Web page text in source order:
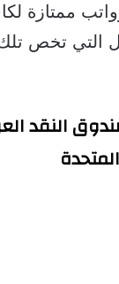
ممتازة
التي تخص
النقد